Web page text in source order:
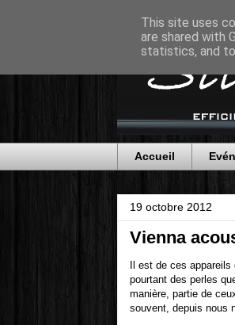
Accueil
19 octobre 2012
Vienna
Il est de ces
pourtant des perles
manière, partie de
souvent, depuis nous
This site uses
are shared with
statistics, and